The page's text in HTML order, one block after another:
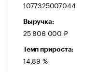
1077325007044
Выручка:
25 806 000 ₽
Темп прироста:
14,89 %